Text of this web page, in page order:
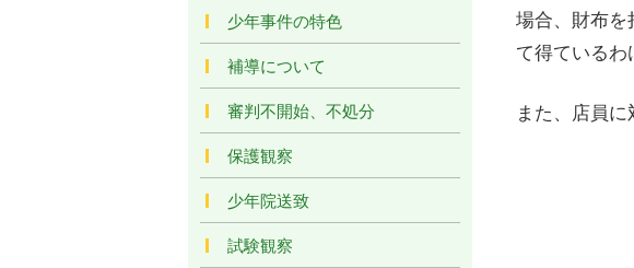
場合、財布
て得ているわ
また、店員
少年事件の特色
補導について
審判不開始、不処分
保護観察
少年院送致
試験観察